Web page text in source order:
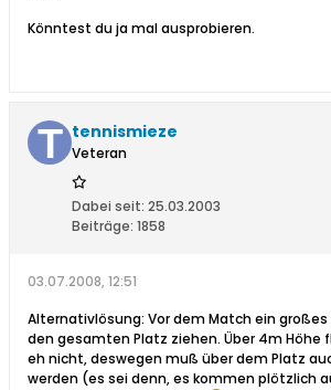
Könntest du ja mal ausprobieren.
tennismieze
Veteran
Dabei seit: 25.03.2003
Beiträge: 1858
03.07.2008, 12:51
Alternativlösung: Vor dem Match ein
den gesamten Platz ziehen. Über 4m Höhe
eh nicht, deswegen muß über dem Platz
werden (es sei denn, es kommen plötzlich